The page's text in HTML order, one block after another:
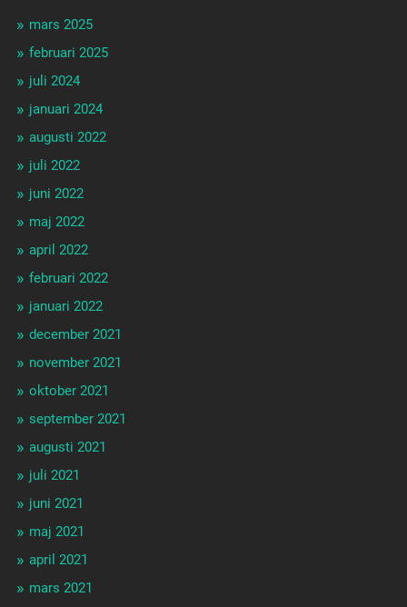
mars 2025
februari 2025
juli 2024
januari 2024
augusti 2022
juli 2022
juni 2022
maj 2022
april 2022
februari 2022
januari 2022
december 2021
november 2021
oktober 2021
september 2021
augusti 2021
juli 2021
juni 2021
maj 2021
april 2021
mars 2021